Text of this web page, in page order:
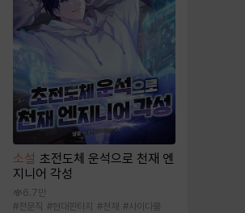
소설 초전도체 운석으로 천재 엔
지니어 각성
6.7만
#전문직 #현대판타지 #천재 #사이다물